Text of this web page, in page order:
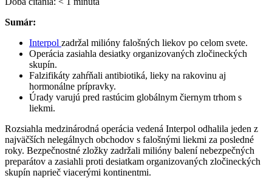
Sumár:
Interpol zadržal milióny falošných liekov po celom svete.
Operácia zasiahla desiatky organizovaných zločineckých
skupín.
Falzifikáty zahŕňali antibiotiká, lieky na rakovinu aj
hormonálne prípravky.
Úrady varujú pred rastúcim globálnym čiernym trhom s
liekmi.
Rozsiahla medzinárodná operácia vedená Interpol odhalila jeden z
najväčších nelegálnych obchodov s falošnými liekmi za posledné
roky. Bezpečnostné zložky zadržali milióny balení nebezpečných
preparátov a zasiahli proti desiatkam organizovaných zločineckých
skupín naprieč viacerými kontinentmi.